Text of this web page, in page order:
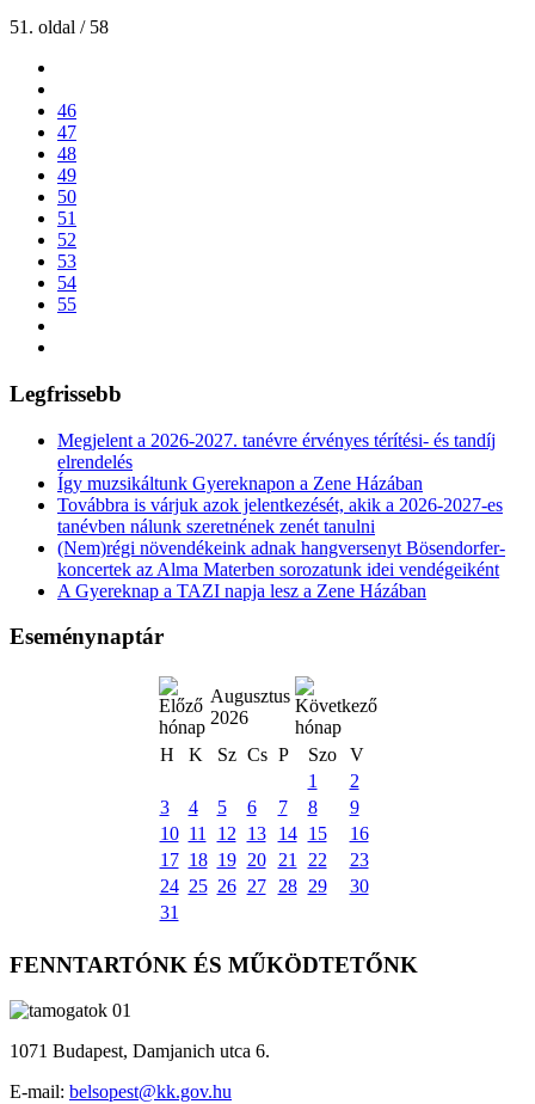
51. oldal / 58
46
47
48
49
50
51
52
53
54
55
Legfrissebb
Megjelent a 2026-2027. tanévre érvényes térítési- és tandíj
elrendelés
Így muzsikáltunk Gyereknapon a Zene Házában
Továbbra is várjuk azok jelentkezését, akik a 2026-2027-es
tanévben nálunk szeretnének zenét tanulni
(Nem)régi növendékeink adnak hangversenyt Bösendorfer-
koncertek az Alma Materben sorozatunk idei vendégeiként
A Gyereknap a TAZI napja lesz a Zene Házában
Eseménynaptár
Augusztus
2026
H
K Sz Cs P Szo
V
1
2
3
4 5 6 7 8
9
10 11 12 13 14 15
16
17 18 19 20 21 22
23
24 25 26 27 28 29
30
31
FENNTARTÓNK ÉS MŰKÖDTETŐNK
1071 Budapest, Damjanich utca 6.
E-mail: belsopest@kk.gov.hu